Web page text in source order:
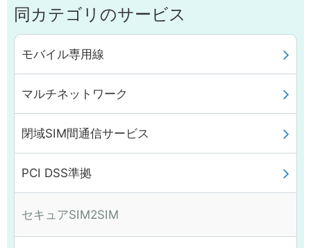
同カテゴリのサービス
モバイル専用線
マルチネットワーク
閉域SIM間通信サービス
PCI DSS準拠
セキュアSIM2SIM